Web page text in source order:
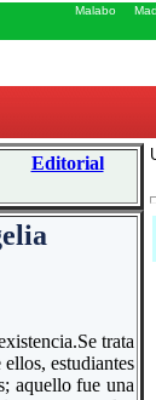
Malabo
Editorial
trata
estudiantes
aquello fue una